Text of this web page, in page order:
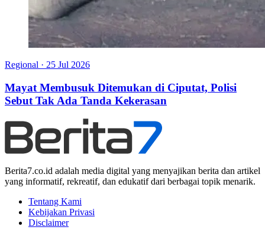
Regional · 25 Jul 2026
Mayat Membusuk Ditemukan di Ciputat, Polisi
Sebut Tak Ada Tanda Kekerasan
Berita7.co.id adalah media digital yang menyajikan berita dan artikel
yang informatif, rekreatif, dan edukatif dari berbagai topik menarik.
Tentang Kami
Kebijakan Privasi
Disclaimer